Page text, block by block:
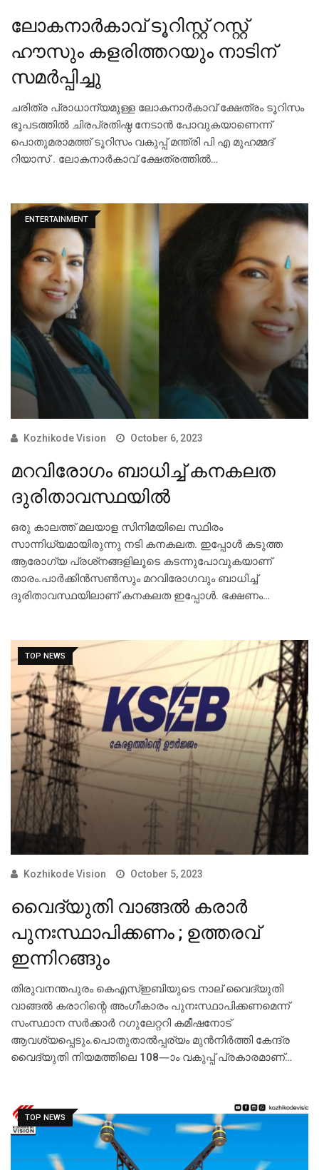
ലോകനാര്‍കാവ് ടൂറിസ്റ്റ് റസ്റ്റ്
ഹൗസും കളരിത്തറയും നാടിന്
സമര്‍പ്പിച്ചു
ചരിത്ര പ്രാധാന്യമുള്ള ലോകനാര്‍കാവ് ക്ഷേത്രം ടൂറിസം
ഭൂപടത്തില്‍ ചിരപ്രതിഷ്ഠ നേടാന്‍ പോവുകയാണെന്ന്
പൊതുമരാമത്ത് ടൂറിസം വകുപ്പ് മന്ത്രി പി എ മുഹമ്മദ്
റിയാസ് . ലോകനാര്‍കാവ് ക്ഷേത്രത്തില്‍…
ENTERTAINMENT
Kozhikode Vision October 6, 2023
മറവിരോഗം ബാധിച്ച് കനകലത
ദുരിതാവസ്ഥയില്‍
ഒരു കാലത്ത് മലയാള സിനിമയിലെ സ്ഥിരം
സാന്നിധ്യമായിരുന്നു നടി കനകലത. ഇപ്പോള്‍ കടുത്ത
ആരോഗ്യ പ്രശ്‌നങ്ങളിലൂടെ കടന്നുപോവുകയാണ്
താരം.പാര്‍ക്കിന്‍സണ്‍സും മറവിരോഗവും ബാധിച്ച്
ദുരിതാവസ്ഥയിലാണ് കനകലത ഇപ്പോള്‍. ഭക്ഷണം…
TOP NEWS
Kozhikode Vision October 5, 2023
വൈദ്യുതി വാങ്ങല്‍ കരാര്‍
പുനഃസ്ഥാപിക്കണം ; ഉത്തരവ്
ഇന്നിറങ്ങും
തിരുവനന്തപുരം കെഎസ്ഇബിയുടെ നാല് വൈദ്യുതി
വാങ്ങല്‍ കരാറിന്റെ അംഗീകാരം പുനഃസ്ഥാപിക്കണമെന്ന്
സംസ്ഥാന സര്‍ക്കാര്‍ റഗുലേറ്ററി കമീഷനോട്
ആവശ്യപ്പെടും.പൊതുതാല്‍പ്പര്യം മുന്‍നിര്‍ത്തി കേന്ദ്ര
വൈദ്യുതി നിയമത്തിലെ 108—ാം വകുപ്പ് പ്രകാരമാണ്…
TOP NEWS